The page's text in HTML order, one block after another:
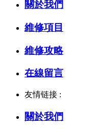
關於我們
維修項目
維修攻略
在線留言
友情链接 :
關於我們